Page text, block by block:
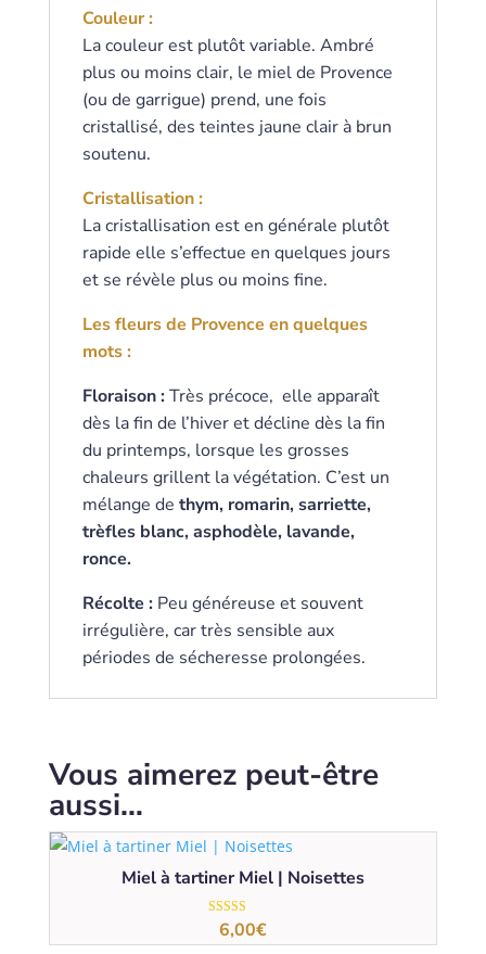
Couleur :
La couleur est plutôt variable. Ambré
plus ou moins clair, le miel de Provence
(ou de garrigue) prend, une fois
cristallisé, des teintes jaune clair à brun
soutenu.
Cristallisation :
La cristallisation est en générale plutôt
rapide elle s’effectue en quelques jours
et se révèle plus ou moins fine.
Les fleurs de Provence en quelques
mots :
Floraison : Très précoce, elle apparaît
dès la fin de l’hiver et décline dès la fin
du printemps, lorsque les grosses
chaleurs grillent la végétation. C’est un
mélange de thym, romarin, sarriette,
trèfles blanc, asphodèle, lavande,
ronce.
Récolte : Peu généreuse et souvent
irrégulière, car très sensible aux
périodes de sécheresse prolongées.
Vous aimerez peut-être
aussi…
Miel à tartiner Miel | Noisettes
Note
5.00
6,00€